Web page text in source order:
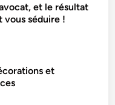
et le résultat
séduire !
et